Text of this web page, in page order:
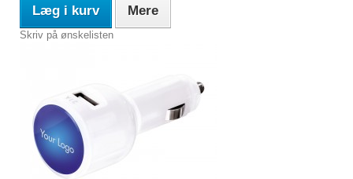
Læg i kurv Mere
Skriv på ønskelisten